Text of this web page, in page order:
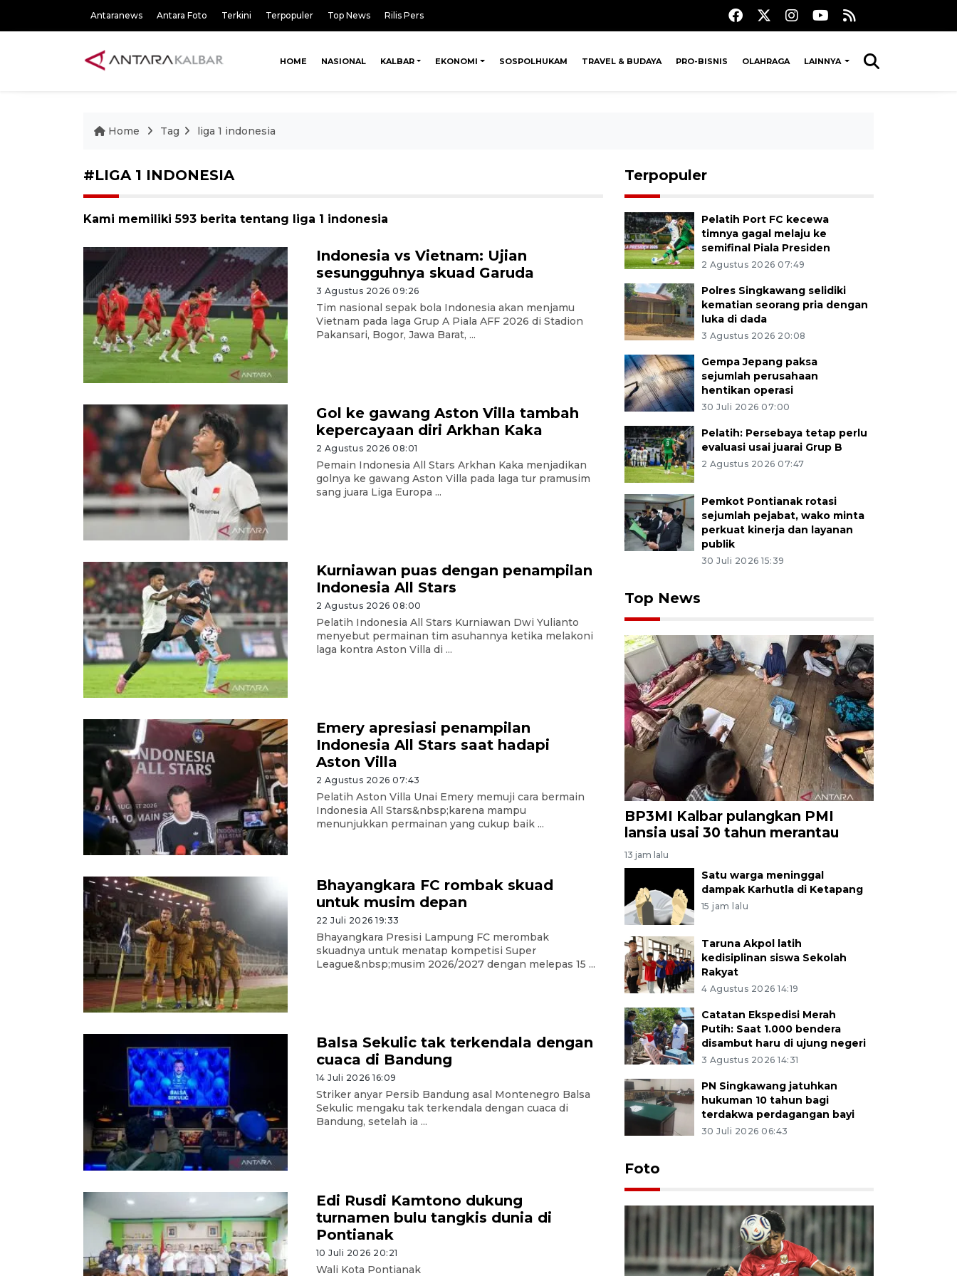
Antaranews Antara Foto Terkini Terpopuler Top News Rilis Pers
HOME NASIONAL KALBAR EKONOMI SOSPOLHUKAM TRAVEL & BUDAYA PRO-BISNIS OLAHRAGA LAINNYA
Home Tag liga 1 indonesia
#LIGA 1 INDONESIA
Kami memiliki 593 berita tentang liga 1 indonesia
Indonesia vs Vietnam: Ujian
sesungguhnya skuad Garuda
3 Agustus 2026 09:26
Tim nasional sepak bola Indonesia akan menjamu
Vietnam pada laga Grup A Piala AFF 2026 di Stadion
Pakansari, Bogor, Jawa Barat, ...
Gol ke gawang Aston Villa tambah
kepercayaan diri Arkhan Kaka
2 Agustus 2026 08:01
Pemain Indonesia All Stars Arkhan Kaka menjadikan
golnya ke gawang Aston Villa pada laga tur pramusim
sang juara Liga Europa ...
Kurniawan puas dengan penampilan
Indonesia All Stars
2 Agustus 2026 08:00
Pelatih Indonesia All Stars Kurniawan Dwi Yulianto
menyebut permainan tim asuhannya ketika melakoni
laga kontra Aston Villa di ...
Emery apresiasi penampilan
Indonesia All Stars saat hadapi
Aston Villa
2 Agustus 2026 07:43
Pelatih Aston Villa Unai Emery memuji cara bermain
Indonesia All Stars&nbsp;karena mampu
menunjukkan permainan yang cukup baik ...
Bhayangkara FC rombak skuad
untuk musim depan
22 Juli 2026 19:33
Bhayangkara Presisi Lampung FC merombak
skuadnya untuk menatap kompetisi Super
League&nbsp;musim 2026/2027 dengan melepas 15 ...
Balsa Sekulic tak terkendala dengan
cuaca di Bandung
14 Juli 2026 16:09
Striker anyar Persib Bandung asal Montenegro Balsa
Sekulic mengaku tak terkendala dengan cuaca di
Bandung, setelah ia ...
Edi Rusdi Kamtono dukung
turnamen bulu tangkis dunia di
Pontianak
10 Juli 2026 20:21
Wali Kota Pontianak
Terpopuler
Pelatih Port FC kecewa
timnya gagal melaju ke
semifinal Piala Presiden
2 Agustus 2026 07:49
Polres Singkawang selidiki
kematian seorang pria dengan
luka di dada
3 Agustus 2026 20:08
Gempa Jepang paksa
sejumlah perusahaan
hentikan operasi
30 Juli 2026 07:00
Pelatih: Persebaya tetap perlu
evaluasi usai juarai Grup B
2 Agustus 2026 07:47
Pemkot Pontianak rotasi
sejumlah pejabat, wako minta
perkuat kinerja dan layanan
publik
30 Juli 2026 15:39
Top News
BP3MI Kalbar pulangkan PMI
lansia usai 30 tahun merantau
13 jam lalu
Satu warga meninggal
dampak Karhutla di Ketapang
15 jam lalu
Taruna Akpol latih
kedisiplinan siswa Sekolah
Rakyat
4 Agustus 2026 14:19
Catatan Ekspedisi Merah
Putih: Saat 1.000 bendera
disambut haru di ujung negeri
3 Agustus 2026 14:31
PN Singkawang jatuhkan
hukuman 10 tahun bagi
terdakwa perdagangan bayi
30 Juli 2026 06:43
Foto